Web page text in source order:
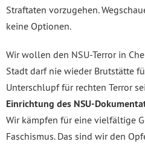
Straftaten vorzugehen.
keine Optionen.
Wir wollen den NSU-Terror in
Stadt darf nie wieder Brutstätte
Unterschlupf für rechten Terror
Einrichtung des NSU-
Wir kämpfen für eine vielfältige
Faschismus. Das sind wir den